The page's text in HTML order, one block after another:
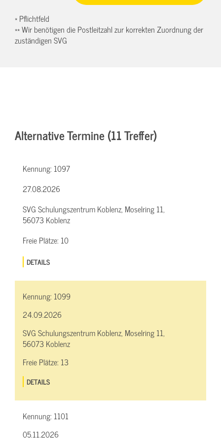
* Pflichtfeld
** Wir benötigen die Postleitzahl zur korrekten Zuordnung der
zuständigen SVG
Alternative Termine (11 Treffer)
Kennung: 1097
27.08.2026
SVG Schulungszentrum Koblenz, Moselring 11,
56073 Koblenz
Freie Plätze: 10
DETAILS
Kennung: 1099
24.09.2026
SVG Schulungszentrum Koblenz, Moselring 11,
56073 Koblenz
Freie Plätze: 13
DETAILS
Kennung: 1101
05.11.2026